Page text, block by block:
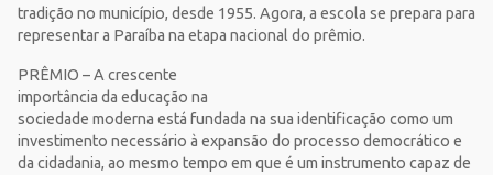
tradição no município, desde 1955. Agora, a escola se prepara para
representar a Paraíba na etapa nacional do prêmio.
PRÊMIO – A crescente
importância da educação na
sociedade moderna está fundada na sua identificação como um
investimento necessário à expansão do processo democrático e
da cidadania, ao mesmo tempo em que é um instrumento capaz de